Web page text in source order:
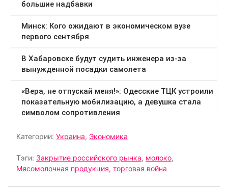
Категории: Украина, Экономика
Тэги: Закрытие российского рынка, молоко,
Мясомолочная продукция, торговая война